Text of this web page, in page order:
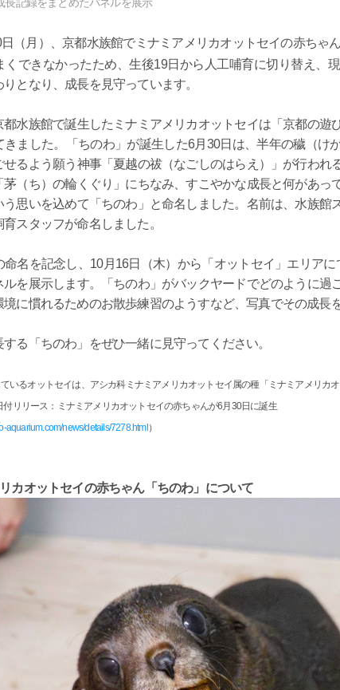
長記録をまとめたパネルを展示
（月）、京都水族館でミナミアメリカオットセイの赤ちゃ
くできなかったため、生後19日から人工哺育に切り替え、
となり、成長を見守っています。
都水族館で誕生したミナミアメリカオットセイは「京都の遊
きました。「ちのわ」が誕生した6月30日は、半年の穢（け
せるよう願う神事「夏越の祓（なごしのはらえ）」が行われ
茅（ち）の輪くぐり」にちなみ、すこやかな成長と何があっ
う思いを込めて「ちのわ」と命名しました。名前は、水族館
スタッフが命名しました。
命名を記念し、10月16日（木）から「オットセイ」エリア
ルを展示します。「ちのわ」がバックヤードでどのように過
境に慣れるためのお散歩練習のようすなど、写真でその成長
る「ちのわ」をぜひ一緒に見守ってください。
いるオットセイは、アシカ科ミナミアメリカオットセイ属の種「ミナミアメリカオ
リリース：ミナミアメリカオットセイの赤ちゃんが6月30日に誕生
aquarium.com/news/details/7278.html ）
カオットセイの赤ちゃん「ちのわ」について